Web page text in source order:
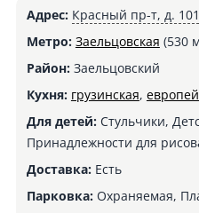
Адрес: Красный пр-т, д.
Метро: Заельцовская (530
Район:Заельцовский
Кухня: грузинская,
Для детей:Стульчики,
Принадлежности для
Доставка:Есть
Парковка:Охраняемая,